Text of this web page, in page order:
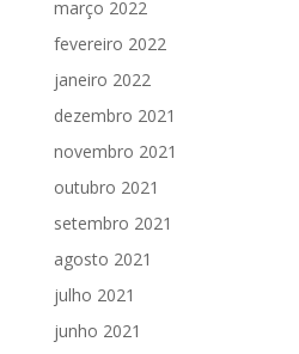
março 2022
fevereiro 2022
janeiro 2022
dezembro 2021
novembro 2021
outubro 2021
setembro 2021
agosto 2021
julho 2021
junho 2021